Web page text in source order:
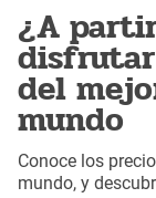
¿A
del
mundo
Conoce los
mundo, y